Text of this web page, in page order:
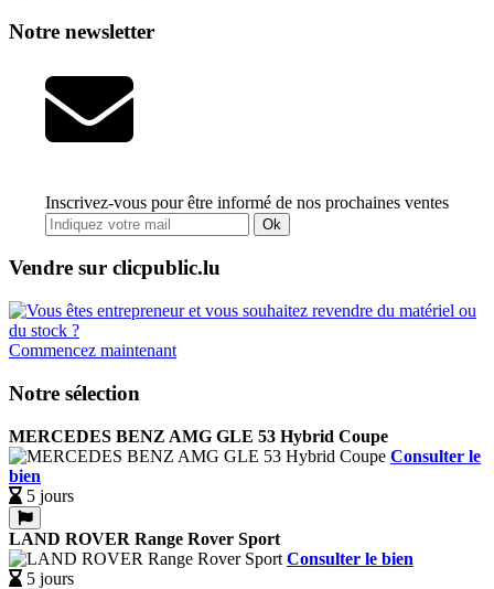
Notre newsletter
Inscrivez-vous pour être informé de nos prochaines ventes
Ok
Vendre sur clicpublic.lu
Commencez maintenant
Notre sélection
MERCEDES BENZ AMG GLE 53 Hybrid Coupe
Consulter le
bien
5 jours
LAND ROVER Range Rover Sport
Consulter le bien
5 jours